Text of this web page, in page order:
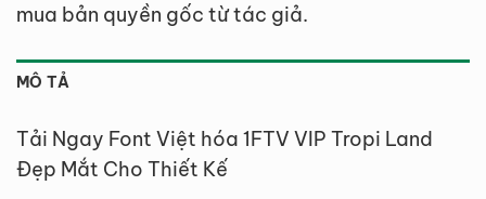
mua bản quyền gốc từ tác giả.
MÔ TẢ
Tải Ngay Font Việt hóa 1FTV VIP Tropi Land
Đẹp Mắt Cho Thiết Kế